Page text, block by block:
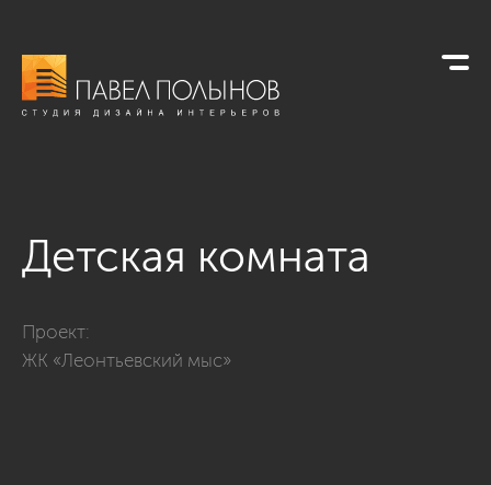
Детская комната
Проект:
ЖК «Леонтьевский мыс»